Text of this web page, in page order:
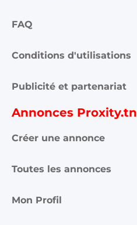
FAQ
Conditions d'utilisations
Publicité et partenariat
Annonces Proxity.tn
Créer une annonce
Toutes les annonces
Mon Profil